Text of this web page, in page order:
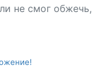
не смог обжечь,